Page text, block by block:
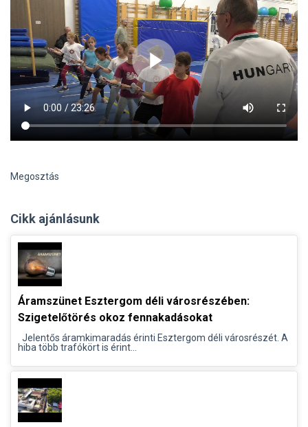
Megosztás
Cikk ajánlásunk
Áramszünet Esztergom déli városrészében:
Szigetelőtörés okoz fennakadásokat
Jelentős áramkimaradás érinti Esztergom déli városrészét. A
hiba több trafókört is érint...